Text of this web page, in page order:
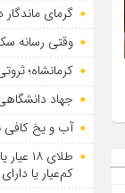
گرمای ماندگار
وقتی رسانه
کرمانشاه؛
جهاد
آب و یخ کافی
کم‌عیار یا